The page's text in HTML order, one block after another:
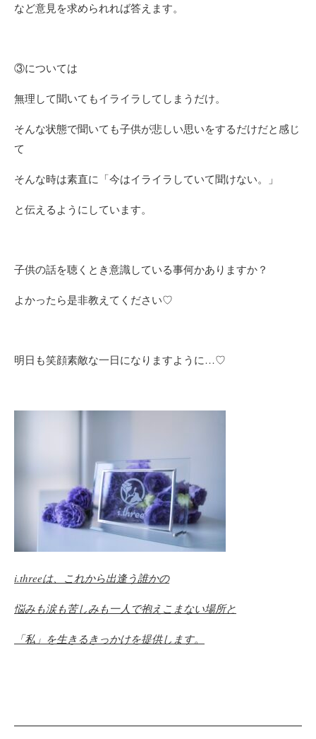
など意見を求められれば答えます。
③については
無理して聞いてもイライラしてしまうだけ。
そんな状態で聞いても子供が悲しい思いをするだけだと感じ
て
そんな時は素直に「今はイライラしていて聞けない。」
と伝えるようにしています。
子供の話を聴くとき意識している事何かありますか？
よかったら是非教えてください♡
明日も笑顔素敵な一日になりますように…♡
i.threeは、これから出逢う誰かの
悩みも涙も苦しみも一人で抱えこまない場所と
「私」を生きるきっかけを提供します。